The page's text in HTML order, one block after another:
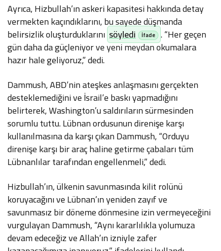
Ayrıca, Hizbullah’ın askeri kapasitesi hakkında detay
vermekten kaçındıklarını, bu sayede düşmanda
belirsizlik oluşturduklarını söyledi . “Her geçen
gün daha da güçleniyor ve yeni meydan okumalara
hazır hale geliyoruz,” dedi.
Dammush, ABD’nin ateşkes anlaşmasını gerçekten
desteklemediğini ve İsrail’e baskı yapmadığını
belirterek, Washington’u saldırıların sürmesinden
sorumlu tuttu. Lübnan ordusunun direnişe karşı
kullanılmasına da karşı çıkan Dammush, “Orduyu
direnişe karşı bir araç haline getirme çabaları tüm
Lübnanlılar tarafından engellenmeli,” dedi.
Hizbullah’ın, ülkenin savunmasında kilit rolünü
koruyacağını ve Lübnan’ın yeniden zayıf ve
savunmasız bir döneme dönmesine izin vermeyeceğini
vurgulayan Dammush, “Aynı kararlılıkla yolumuza
devam edeceğiz ve Allah’ın izniyle zafer